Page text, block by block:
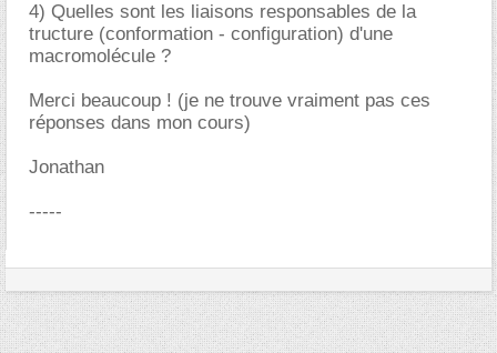
4) Quelles sont les liaisons responsables de la
tructure (conformation - configuration) d'une
macromolécule ?
Merci beaucoup ! (je ne trouve vraiment pas ces
réponses dans mon cours)
Jonathan
-----